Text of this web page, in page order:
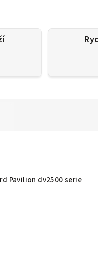
Pavilion dv2500 serie